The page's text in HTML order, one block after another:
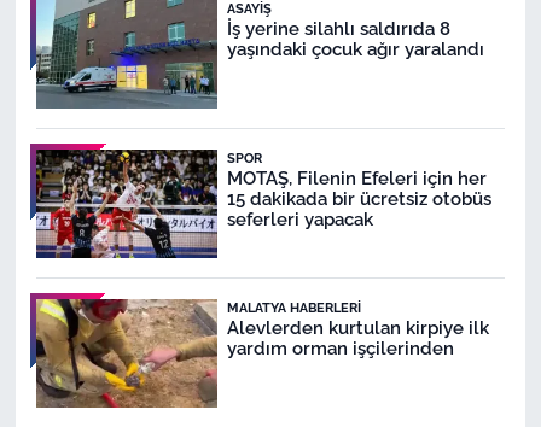
ASAYIŞ
İş yerine silahlı saldırıda 8
yaşındaki çocuk ağır yaralandı
SPOR
MOTAŞ, Filenin Efeleri için her
15 dakikada bir ücretsiz otobüs
seferleri yapacak
MALATYA HABERLERI
Alevlerden kurtulan kirpiye ilk
yardım orman işçilerinden